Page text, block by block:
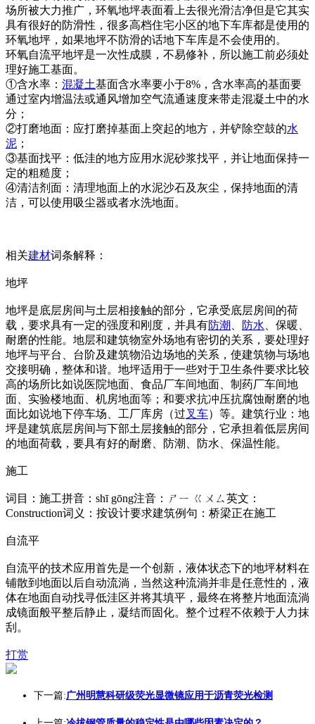
场所被大力推广，环氧地坪表面看上去很光滑洁净但是它其实
具有很好的防滑性，很多高档住宅小区的地下车库都是使用的
环氧地坪，如果地坪不防滑的话地下车库是不会使用的。
环氧自流平地坪是一次性成膜，不易修补，所以施工前必须处
理好施工基面。
①含水率： 混凝土基面含水率要小于8%，含水率高的基面要
通过室内增温法或通风增加空气流通速度来带走混凝土中的水
分；
②打磨地面：应打磨掉基面上突起的地方，并铲除空鼓的水
泥 ；
③基面找平：低洼的地方应用水泥砂浆找平，并让地面保持一
定的粗糙度；
④清洁剂面：清理地面上的水泥沙石及灰尘，保持地面的清
洁，可以使用吸尘器或者水洗地面。
相关建材词条解释：
地坪
地坪是底层房间与土层相接触的部分，它承受底层房间的荷
载，要求具有一定的强度和刚度，并具有防潮 防水 、保暖、
耐磨的性能。地层和建筑物室外场地有密切的关系，要处理好
地坪与平台、台阶及建筑物沿边场地的关系，使建筑物与场地
交接明确，整体和谐。地坪适用于一些对于卫生条件要求比较
高的场所比如说医院地面、食品厂车间地面、制药厂车间地
面、实验楼地面、机房地面等；和要求抗冲压抗腐蚀耐磨的地
面比如说地下停车场、工厂库房（过叉车）等。建筑行业：地
坪是建筑底层房间与下部土层接触的部分，它承担着低层房间
的地面荷载，要具有好的耐磨、防潮、防水、保温性能。
施工
词目：施工拼音：shī gōng注音：ㄕㄧ ㄍㄨㄙ英文：
Construction词义：按设计要求建筑例句：桥梁正在施工
自流平
自流平的技术应用首先是一个创新，液体状态下的地坪材料在
铺散到地面以后自动流淌，当然这种流淌并非是任意性的，液
体在地面自动找寻低洼区并将其填平，最终在将整片地面流淌
成镜面般平整后静止，凝结而固化。整个过程不依赖于人力抹
刮。
打赏
下一篇:广州明慧科研级荧光显微镜应用于沥青荧光检测